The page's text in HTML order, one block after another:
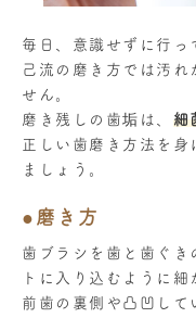
毎日、意識せずに行っ
己流の磨き方では汚れ
せん。
磨き残しの歯垢は、 細
正しい歯磨き方法を身
ましょう。
●磨き方
歯ブラシを歯と歯ぐき
トに入り込むように
前歯の裏側や凸凹して